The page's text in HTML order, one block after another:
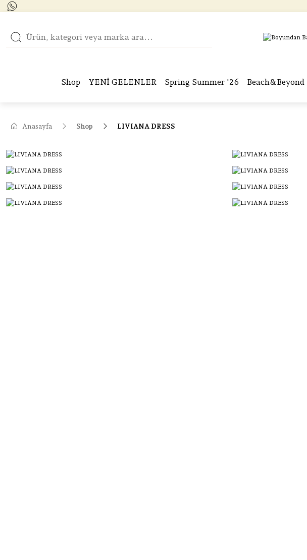
Shop YENİ GELENLER Spring Summer '26 Beach&Beyond
Anasayfa Shop LIVIANA DRESS